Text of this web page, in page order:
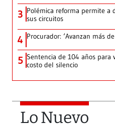
3 Polémica reforma permite a
sus circuitos
4 Procurador: ‘Avanzan más
5 Sentencia de 104 años para
costo del silencio
Lo Nuevo